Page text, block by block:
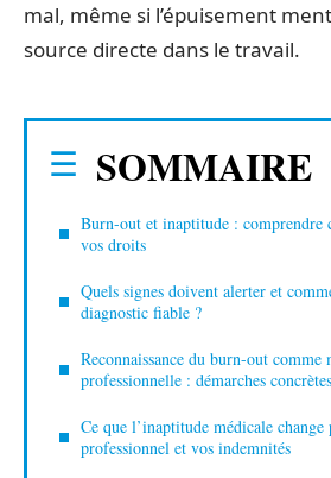
mal, même si l’épuisement
source directe dans le travail.
SOMMAIRE
Burn-out et inaptitude : comprendre
vos droits
Quels signes doivent alerter et
diagnostic fiable ?
Reconnaissance du burn-out comme
professionnelle : démarches
Ce que l’inaptitude médicale
professionnel et vos indemnités